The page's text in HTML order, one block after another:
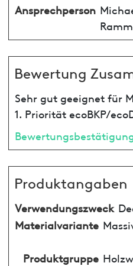
Ansprechperson
Bewertung
Sehr gut geeignet für
1. Priorität ecoBKP/
Produktangaben
Verwendungszweck
Materialvariante
Produktgruppe